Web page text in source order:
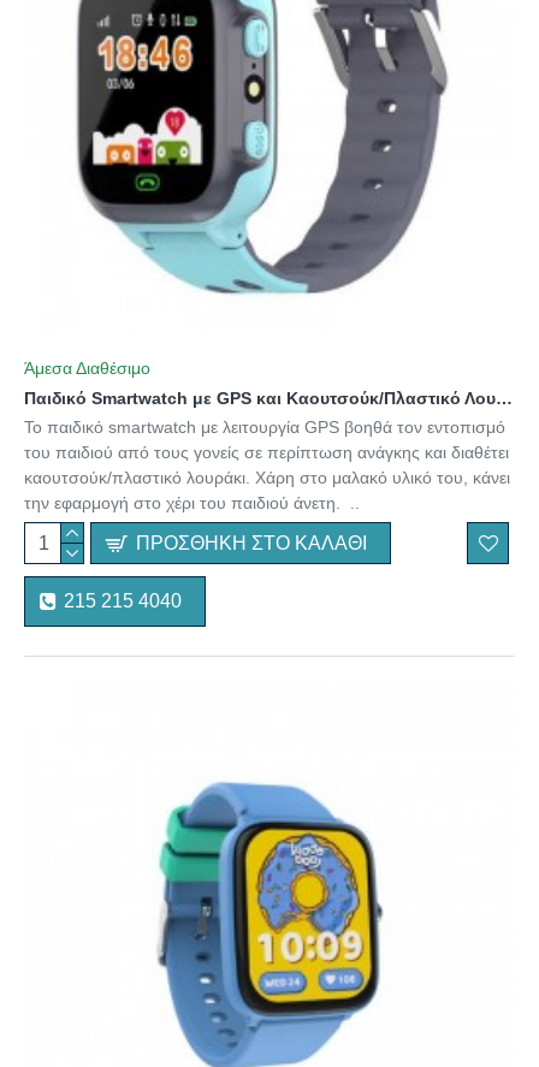
Άμεσα Διαθέσιμο
Παιδικό Smartwatch με GPS και Καουτσούκ/Πλαστικό Λουράκι Μπλε
Το παιδικό smartwatch με λειτουργία GPS βοηθά τον εντοπισμό
του παιδιού από τους γονείς σε περίπτωση ανάγκης και διαθέτει
καουτσούκ/πλαστικό λουράκι. Χάρη στο μαλακό υλικό του, κάνει
την εφαρμογή στο χέρι του παιδιού άνετη. ..
ΠΡΟΣΘΉΚΗ ΣΤΟ ΚΑΛΆΘΙ
215 215 4040